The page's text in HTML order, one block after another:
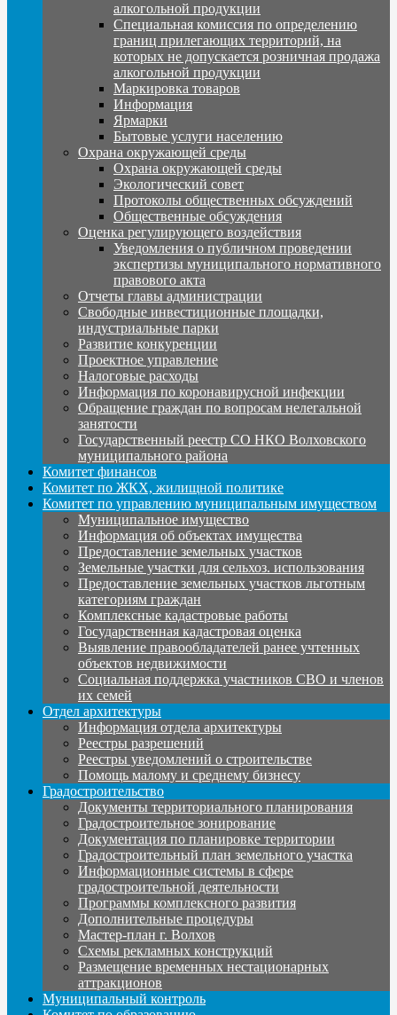
алкогольной продукции
Специальная комиссия по определению
границ прилегающих территорий, на
которых не допускается розничная продажа
алкогольной продукции
Маркировка товаров
Информация
Ярмарки
Бытовые услуги населению
Охрана окружающей среды
Охрана окружающей среды
Экологический совет
Протоколы общественных обсуждений
Общественные обсуждения
Оценка регулирующего воздействия
Уведомления о публичном проведении
экспертизы муниципального нормативного
правового акта
Отчеты главы администрации
Свободные инвестиционные площадки,
индустриальные парки
Развитие конкуренции
Проектное управление
Налоговые расходы
Информация по коронавирусной инфекции
Обращение граждан по вопросам нелегальной
занятости
Государственный реестр СО НКО Волховского
муниципального района
Комитет финансов
Комитет по ЖКХ, жилищной политике
Комитет по управлению муниципальным имуществом
Муниципальное имущество
Информация об объектах имущества
Предоставление земельных участков
Земельные участки для сельхоз. использования
Предоставление земельных участков льготным
категориям граждан
Комплексные кадастровые работы
Государственная кадастровая оценка
Выявление правообладателей ранее учтенных
объектов недвижимости
Социальная поддержка участников СВО и членов
их семей
Отдел архитектуры
Информация отдела архитектуры
Реестры разрешений
Реестры уведомлений о строительстве
Помощь малому и среднему бизнесу
Градостроительство
Документы территориального планирования
Градостроительное зонирование
Документация по планировке территории
Градостроительный план земельного участка
Информационные системы в сфере
градостроительной деятельности
Программы комплексного развития
Дополнительные процедуры
Мастер-план г. Волхов
Схемы рекламных конструкций
Размещение временных нестационарных
аттракционов
Муниципальный контроль